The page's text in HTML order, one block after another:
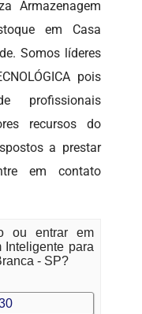
Armazenagem
em Casa
Somos líderes
pois
profissionais
recursos do
a prestar
em contato
ou entrar em
Inteligente para
- SP?